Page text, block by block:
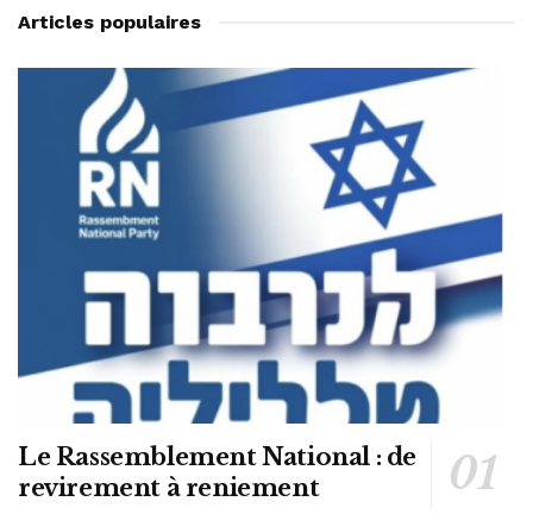
Articles populaires
Le Rassemblement National : de
revirement à reniement